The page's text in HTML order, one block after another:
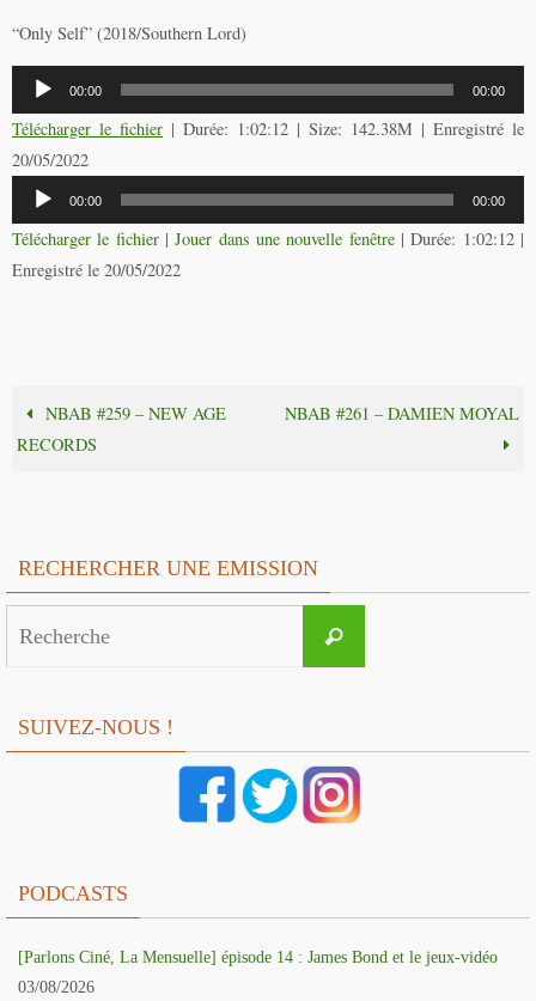
“Only Self” (2018/Southern Lord)
Lecteur
audio
00:00 00:00
Télécharger le fichier | Durée: 1:02:12 | Size: 142.38M | Enregistré le
20/05/2022
Lecteur
audio
00:00 00:00
Télécharger le fichier|Jouer dans une nouvelle fenêtre|Durée: 1:02:12|
Enregistré le 20/05/2022
NBAB #259 – NEW AGE
RECORDS
NBAB #261 – DAMIEN MOYAL
RECHERCHER UNE EMISSION
Recherche
SUIVEZ-NOUS !
PODCASTS
[Parlons Ciné, La Mensuelle] épisode 14 : James Bond et le jeux-vidéo
03/08/2026